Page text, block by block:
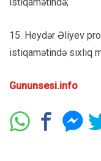
istiqamətində;
15. Heydər Əliyev
istiqamətində sıxlıq
Gununsesi.info